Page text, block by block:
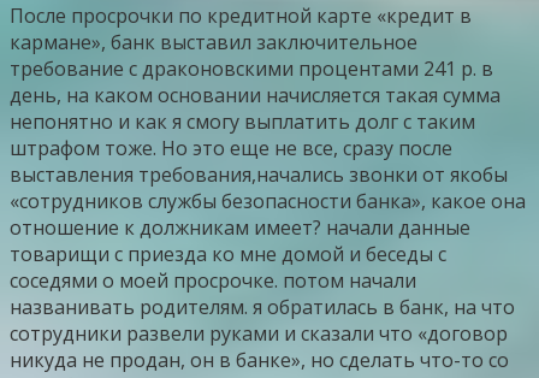
После просрочки по кредитной карте «кредит в
кармане», банк выставил заключительное
требование с драконовскими процентами 241 р. в
день, на каком основании начисляется такая сумма
непонятно и как я смогу выплатить долг с таким
штрафом тоже. Но это еще не все, сразу после
выставления требования,начались звонки от якобы
«сотрудников службы безопасности банка», какое она
отношение к должникам имеет? начали данные
товарищи с приезда ко мне домой и беседы с
соседями о моей просрочке. потом начали
названивать родителям. я обратилась в банк, на что
сотрудники развели руками и сказали что «договор
никуда не продан, он в банке», но сделать что-то со